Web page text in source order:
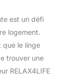
est un défi
logement.
que le linge
trouver une
RELAX4LIFE